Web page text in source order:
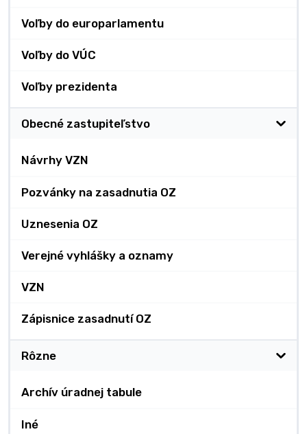
Voľby do europarlamentu
Voľby do VÚC
Voľby prezidenta
Obecné zastupiteľstvo
Návrhy VZN
Pozvánky na zasadnutia OZ
Uznesenia OZ
Verejné vyhlášky a oznamy
VZN
Zápisnice zasadnutí OZ
Rôzne
Archív úradnej tabule
Iné